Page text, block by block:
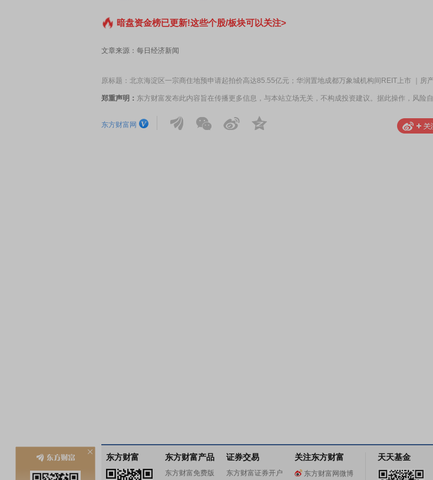
暗盘资金榜已更新!这些个股/板块可以关注>
文章来源：每日经济新闻
原标题：北京海淀区一宗商住地预申请起拍价高达85.55亿元；华润置地成都万象城机构间REIT上市 ｜房
郑重声明： 东方财富发布此内容旨在传播更多信息，与本站立场无关，不构成投资建议。据此操作，风险自
东方财富网
K90 至尊版 新品发布会
首席连线｜东方财富证券陈果：A股再平衡的
东方财富 东方财富产品
东方财富免费版
证券交易
东方财富证券开户
关注东方财富
东方财富网微博
天天基金